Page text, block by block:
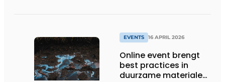
EVENTS 16 APRIL 2026
Online event brengt
best practices in
duurzame materialen